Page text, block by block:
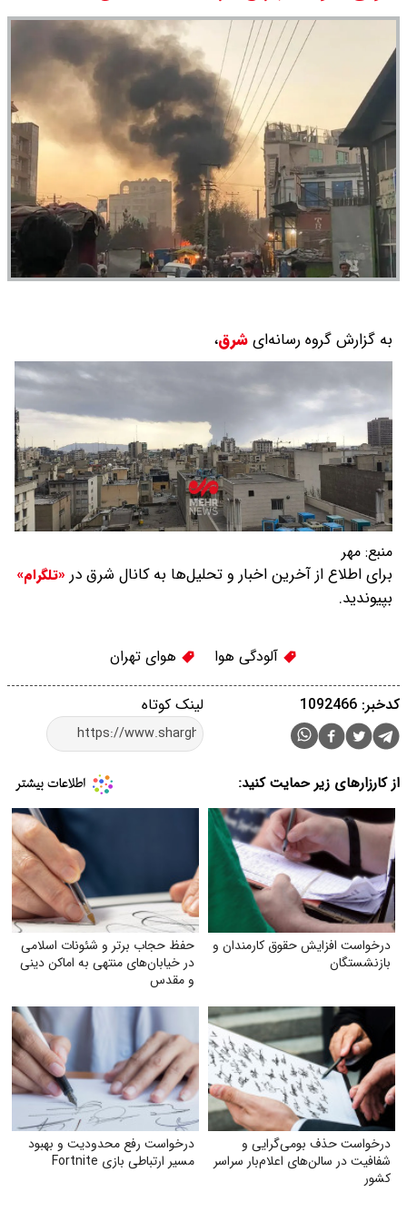
سی ان ان گزارش داد : ترامپ ۲ سنگر
سنتی جمهوری‌خواهان را از دست می
دهد؟
بنزین برای دولت چقدر تمام می شود؟
یک ادعا: برخی مالکان اجاره بها را ۶۰
درصد افزایش می دهند
به گزارش گروه رسانه‌ایشرق،
منبع: مهر
برای اطلاع از آخرین اخبار و تحلیل‌ها به کانال شرق در «تلگرام»
بپیوندید.
آلودگی هوا هوای تهران
لینک کوتاه کدخبر: 1092466
از کارزارهای زیر حمایت کنید:
درخواست افزایش حقوق کارمندان و
بازنشستگان
حفظ حجاب برتر و شئونات اسلامی
در خیابان‌های منتهی به اماکن دینی
و مقدس
درخواست حذف بومی‌گرایی و
شفافیت در سالن‌های اعلام‌بار سراسر
کشور
درخواست رفع محدودیت و بهبود
مسیر ارتباطی بازی Fortnite